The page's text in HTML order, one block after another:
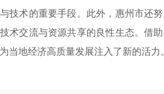
技术的重要手段。此外，惠州市还
术交流与资源共享的良性生态。借
当地经济高质量发展注入了新的活力。